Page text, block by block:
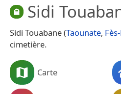
Sidi
Sidi Touabane (Taounate,
cimetière.
Carte